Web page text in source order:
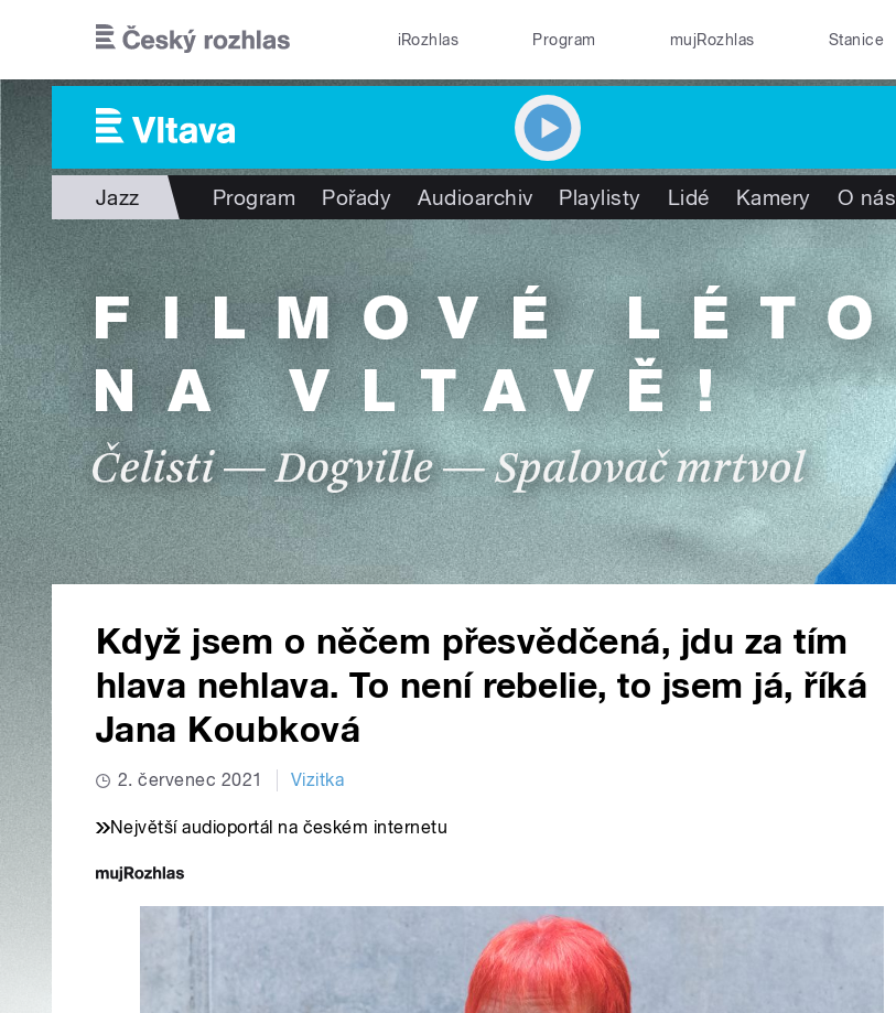
iRozhlas Program mujRozhlas Stanice
Jazz Program Pořady Audioarchiv Playlisty Lidé Kamery O nás
Když jsem o něčem přesvědčená, jdu za tím
hlava nehlava. To není rebelie, to jsem já, říká
Jana Koubková
2. červenec 2021 Vizitka
Největší audioportál na českém internetu